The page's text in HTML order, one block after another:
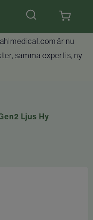
är nu
samma expertis, ny
Ljus Hy